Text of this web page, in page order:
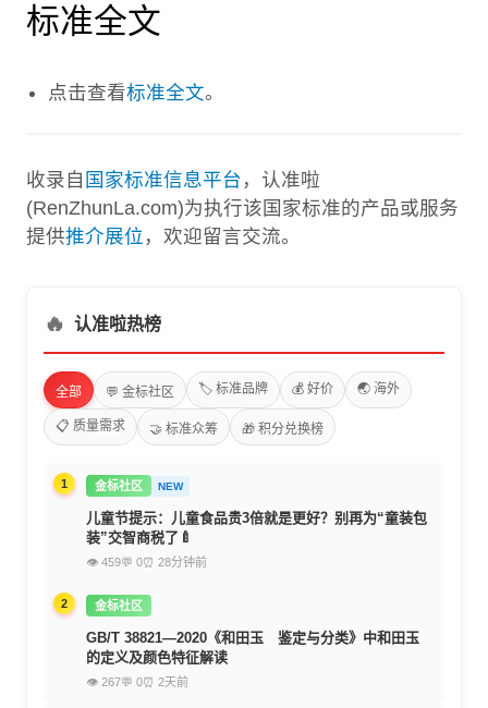
标准全文
点击查看标准全文。
收录自 国家标准信息平台 ，认准啦
(RenZhunLa.com)为执行该国家标准的产品或服务
提供推介展位 ，欢迎留言交流。
🔥 认准啦热榜
全部 💬 金标社区 🏷️ 标准品牌 💰 好价 🌏 海外
📋 质量需求 🤝 标准众筹 🎁 积分兑换榜
1 金标社区 NEW
儿童节提示：儿童食品贵3倍就是更好？别再为“童装包
装”交智商税了🍼
👁 459💬 0⏰ 28分钟前
2 金标社区
GB/T 38821—2020《和田玉 鉴定与分类》中和田玉
的定义及颜色特征解读
👁 267💬 0⏰ 2天前